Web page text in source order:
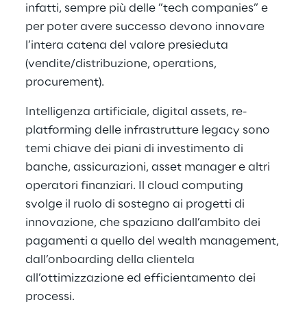
infatti, sempre più delle ”tech companies” e
per poter avere successo devono innovare
l’intera catena del valore presieduta
(vendite/distribuzione, operations,
procurement).
Intelligenza artificiale, digital assets, re-
platforming delle infrastrutture legacy sono
temi chiave dei piani di investimento di
banche, assicurazioni, asset manager e altri
operatori finanziari. Il cloud computing
svolge il ruolo di sostegno ai progetti di
innovazione, che spaziano dall’ambito dei
pagamenti a quello del wealth management,
dall’onboarding della clientela
all’ottimizzazione ed efficientamento dei
processi.